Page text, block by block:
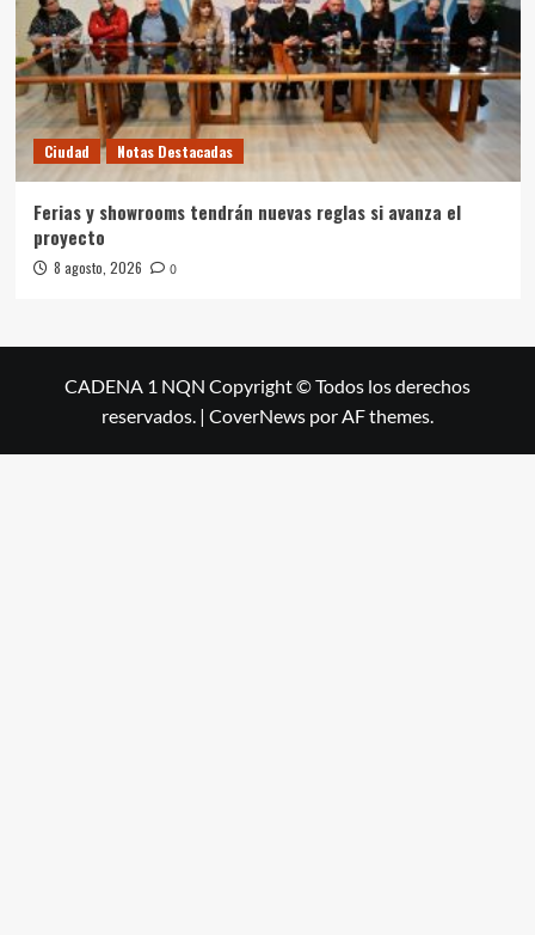
Ciudad Notas Destacadas
Ferias y showrooms tendrán nuevas reglas si avanza el
proyecto
8 agosto, 2026 0
CADENA 1 NQN Copyright © Todos los derechos
reservados. | CoverNews por AF themes.